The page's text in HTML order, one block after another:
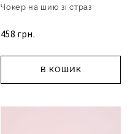
Чокер на шию зі страз
458 грн.
В КОШИК